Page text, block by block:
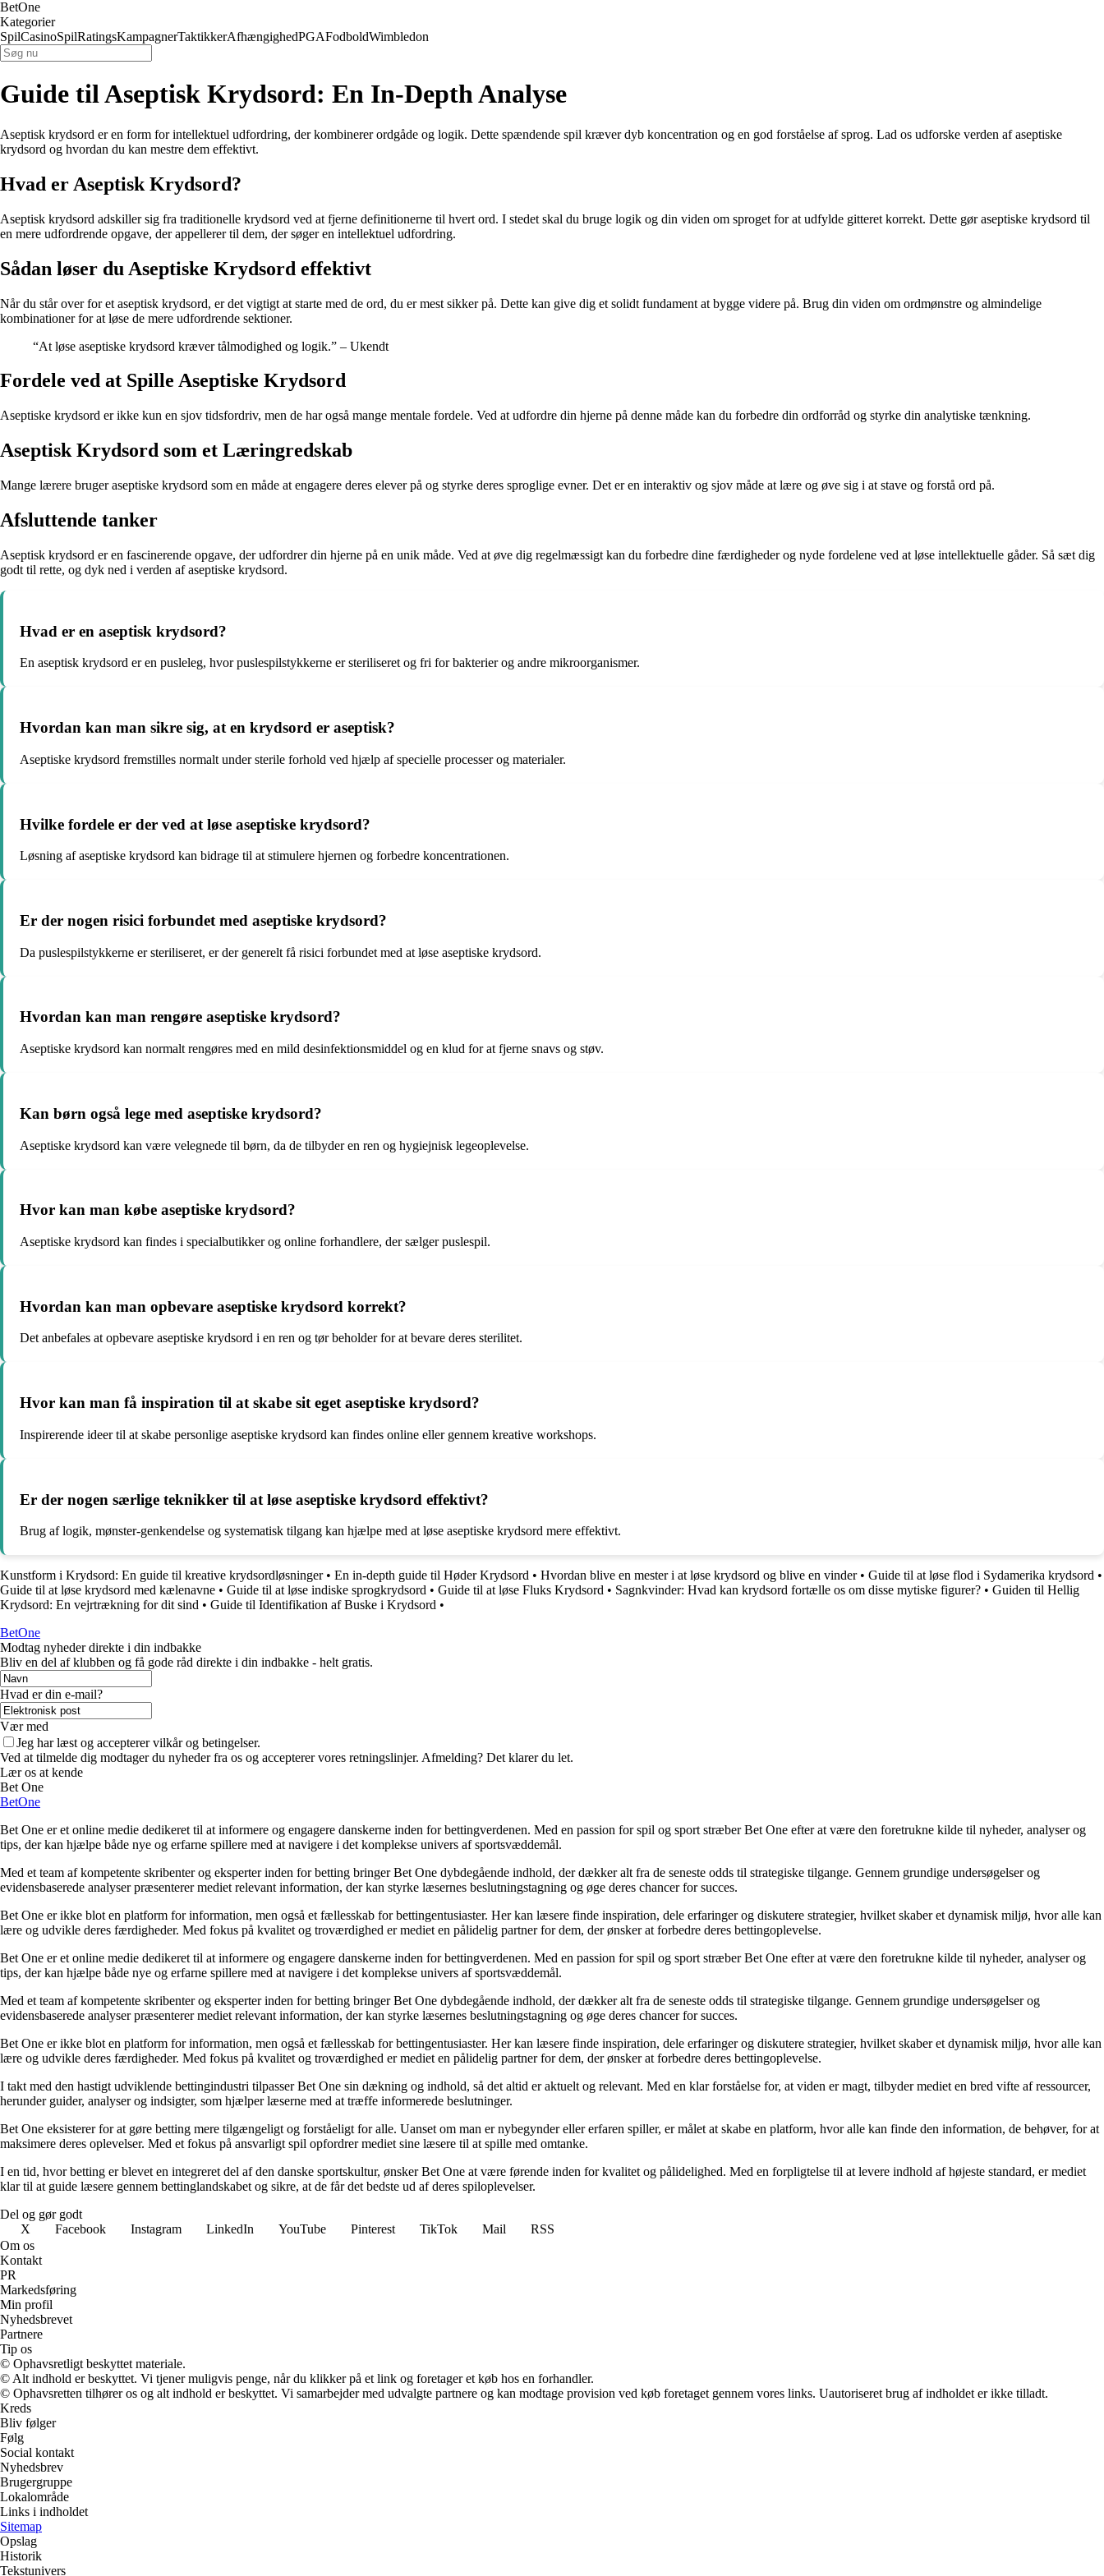
BetOne
Kategorier
SpilCasinoSpilRatingsKampagnerTaktikkerAfhængighedPGAFodboldWimbledon
Guide til Aseptisk Krydsord: En In-Depth Analyse
Aseptisk krydsord er en form for intellektuel udfordring, der kombinerer ordgåde og logik. Dette spændende spil kræver dyb koncentration og en god forståelse af sprog. Lad os udforske verden af aseptiske
krydsord og hvordan du kan mestre dem effektivt.
Hvad er Aseptisk Krydsord?
Aseptisk krydsord adskiller sig fra traditionelle krydsord ved at fjerne definitionerne til hvert ord. I stedet skal du bruge logik og din viden om sproget for at udfylde gitteret korrekt. Dette gør aseptiske krydsord til
en mere udfordrende opgave, der appellerer til dem, der søger en intellektuel udfordring.
Sådan løser du Aseptiske Krydsord effektivt
Når du står over for et aseptisk krydsord, er det vigtigt at starte med de ord, du er mest sikker på. Dette kan give dig et solidt fundament at bygge videre på. Brug din viden om ordmønstre og almindelige
kombinationer for at løse de mere udfordrende sektioner.
“At løse aseptiske krydsord kræver tålmodighed og logik.” – Ukendt
Fordele ved at Spille Aseptiske Krydsord
Aseptiske krydsord er ikke kun en sjov tidsfordriv, men de har også mange mentale fordele. Ved at udfordre din hjerne på denne måde kan du forbedre din ordforråd og styrke din analytiske tænkning.
Aseptisk Krydsord som et Læringredskab
Mange lærere bruger aseptiske krydsord som en måde at engagere deres elever på og styrke deres sproglige evner. Det er en interaktiv og sjov måde at lære og øve sig i at stave og forstå ord på.
Afsluttende tanker
Aseptisk krydsord er en fascinerende opgave, der udfordrer din hjerne på en unik måde. Ved at øve dig regelmæssigt kan du forbedre dine færdigheder og nyde fordelene ved at løse intellektuelle gåder. Så sæt dig
godt til rette, og dyk ned i verden af aseptiske krydsord.
Hvad er en aseptisk krydsord?
En aseptisk krydsord er en pusleleg, hvor puslespilstykkerne er steriliseret og fri for bakterier og andre mikroorganismer.
Hvordan kan man sikre sig, at en krydsord er aseptisk?
Aseptiske krydsord fremstilles normalt under sterile forhold ved hjælp af specielle processer og materialer.
Hvilke fordele er der ved at løse aseptiske krydsord?
Løsning af aseptiske krydsord kan bidrage til at stimulere hjernen og forbedre koncentrationen.
Er der nogen risici forbundet med aseptiske krydsord?
Da puslespilstykkerne er steriliseret, er der generelt få risici forbundet med at løse aseptiske krydsord.
Hvordan kan man rengøre aseptiske krydsord?
Aseptiske krydsord kan normalt rengøres med en mild desinfektionsmiddel og en klud for at fjerne snavs og støv.
Kan børn også lege med aseptiske krydsord?
Aseptiske krydsord kan være velegnede til børn, da de tilbyder en ren og hygiejnisk legeoplevelse.
Hvor kan man købe aseptiske krydsord?
Aseptiske krydsord kan findes i specialbutikker og online forhandlere, der sælger puslespil.
Hvordan kan man opbevare aseptiske krydsord korrekt?
Det anbefales at opbevare aseptiske krydsord i en ren og tør beholder for at bevare deres sterilitet.
Hvor kan man få inspiration til at skabe sit eget aseptiske krydsord?
Inspirerende ideer til at skabe personlige aseptiske krydsord kan findes online eller gennem kreative workshops.
Er der nogen særlige teknikker til at løse aseptiske krydsord effektivt?
Brug af logik, mønster-genkendelse og systematisk tilgang kan hjælpe med at løse aseptiske krydsord mere effektivt.
Kunstform i Krydsord: En guide til kreative krydsordløsninger• En in-depth guide til Høder Krydsord • Hvordan blive en mester i at løse krydsord og blive en vinder• Guide til at løse flod i Sydamerika krydsord •
Guide til at løse krydsord med kælenavne • Guide til at løse indiske sprogkrydsord • Guide til at løse Fluks Krydsord • Sagnkvinder: Hvad kan krydsord fortælle os om disse mytiske figurer? • Guiden til Hellig
Krydsord: En vejrtrækning for dit sind • Guide til Identifikation af Buske i Krydsord •
BetOne
Modtag nyheder direkte i din indbakke
Bliv en del af klubben og få gode råd direkte i din indbakke - helt gratis.
Hvad er din e-mail?
Vær med
Jeg har læst og accepterer vilkår og betingelser.
Ved at tilmelde dig modtager du nyheder fra os og accepterer vores retningslinjer. Afmelding? Det klarer du let.
Lær os at kende
Bet One
BetOne
Bet One er et online medie dedikeret til at informere og engagere danskerne inden for bettingverdenen. Med en passion for spil og sport stræber Bet One efter at være den foretrukne kilde til nyheder, analyser og
tips, der kan hjælpe både nye og erfarne spillere med at navigere i det komplekse univers af sportsvæddemål.
Med et team af kompetente skribenter og eksperter inden for betting bringer Bet One dybdegående indhold, der dækker alt fra de seneste odds til strategiske tilgange. Gennem grundige undersøgelser og
evidensbaserede analyser præsenterer mediet relevant information, der kan styrke læsernes beslutningstagning og øge deres chancer for succes.
Bet One er ikke blot en platform for information, men også et fællesskab for bettingentusiaster. Her kan læsere finde inspiration, dele erfaringer og diskutere strategier, hvilket skaber et dynamisk miljø, hvor alle kan
lære og udvikle deres færdigheder. Med fokus på kvalitet og troværdighed er mediet en pålidelig partner for dem, der ønsker at forbedre deres bettingoplevelse.
Bet One er et online medie dedikeret til at informere og engagere danskerne inden for bettingverdenen. Med en passion for spil og sport stræber Bet One efter at være den foretrukne kilde til nyheder, analyser og
tips, der kan hjælpe både nye og erfarne spillere med at navigere i det komplekse univers af sportsvæddemål.
Med et team af kompetente skribenter og eksperter inden for betting bringer Bet One dybdegående indhold, der dækker alt fra de seneste odds til strategiske tilgange. Gennem grundige undersøgelser og
evidensbaserede analyser præsenterer mediet relevant information, der kan styrke læsernes beslutningstagning og øge deres chancer for succes.
Bet One er ikke blot en platform for information, men også et fællesskab for bettingentusiaster. Her kan læsere finde inspiration, dele erfaringer og diskutere strategier, hvilket skaber et dynamisk miljø, hvor alle kan
lære og udvikle deres færdigheder. Med fokus på kvalitet og troværdighed er mediet en pålidelig partner for dem, der ønsker at forbedre deres bettingoplevelse.
I takt med den hastigt udviklende bettingindustri tilpasser Bet One sin dækning og indhold, så det altid er aktuelt og relevant. Med en klar forståelse for, at viden er magt, tilbyder mediet en bred vifte af ressourcer,
herunder guider, analyser og indsigter, som hjælper læserne med at træffe informerede beslutninger.
Bet One eksisterer for at gøre betting mere tilgængeligt og forståeligt for alle. Uanset om man er nybegynder eller erfaren spiller, er målet at skabe en platform, hvor alle kan finde den information, de behøver, for at
maksimere deres oplevelser. Med et fokus på ansvarligt spil opfordrer mediet sine læsere til at spille med omtanke.
I en tid, hvor betting er blevet en integreret del af den danske sportskultur, ønsker Bet One at være førende inden for kvalitet og pålidelighed. Med en forpligtelse til at levere indhold af højeste standard, er mediet
klar til at guide læsere gennem bettinglandskabet og sikre, at de får det bedste ud af deres spiloplevelser.
Del og gør godt
X
Facebook Instagram LinkedIn YouTube Pinterest TikTok Mail
RSS
Om os
Kontakt
PR
Markedsføring
Min profil
Nyhedsbrevet
Partnere
Tip os
© Ophavsretligt beskyttet materiale.
© Alt indhold er beskyttet. Vi tjener muligvis penge, når du klikker på et link og foretager et køb hos en forhandler.
© Ophavsretten tilhører os og alt indhold er beskyttet. Vi samarbejder med udvalgte partnere og kan modtage provision ved køb foretaget gennem vores links. Uautoriseret brug af indholdet er ikke tilladt.
Kreds
Bliv følger
Følg
Social kontakt
Nyhedsbrev
Brugergruppe
Lokalområde
Links i indholdet
Sitemap
Opslag
Historik
Tekstunivers